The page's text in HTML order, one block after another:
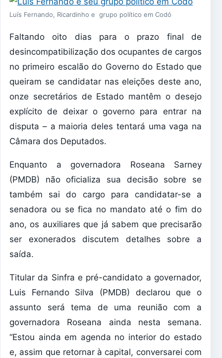
Luís Fernando, Ricardinho e grupo político em Codó
Faltando oito dias para o prazo final de
desincompatibilização dos ocupantes de cargos
no primeiro escalão do Governo do Estado que
queiram se candidatar nas eleições deste ano,
onze secretários de Estado mantêm o desejo
explícito de deixar o governo para entrar na
disputa – a maioria deles tentará uma vaga na
Câmara dos Deputados.
Enquanto a governadora Roseana Sarney
(PMDB) não oficializa sua decisão sobre se
também sai do cargo para candidatar-se a
senadora ou se fica no mandato até o fim do
ano, os auxiliares que já sabem que precisarão
ser exonerados discutem detalhes sobre a
saída.
Titular da Sinfra e pré-candidato a governador,
Luis Fernando Silva (PMDB) declarou que o
assunto será tema de uma reunião com a
governadora Roseana ainda nesta semana.
“Estou ainda em agenda no interior do estado
e, assim que retornar à capital, conversarei com